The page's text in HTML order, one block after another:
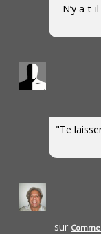
N’y a-t-
"Te
sur